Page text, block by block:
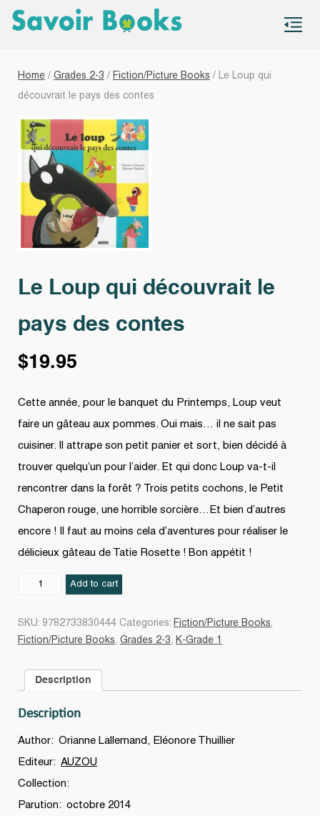
Home / Grades 2-3 / Fiction/Picture Books / Le Loup qui
découvrait le pays des contes
Le Loup qui découvrait le
pays des contes
$19.95
Cette année, pour le banquet du Printemps, Loup veut
faire un gâteau aux pommes. Oui mais… il ne sait pas
cuisiner. Il attrape son petit panier et sort, bien décidé à
trouver quelqu’un pour l’aider. Et qui donc Loup va-t-il
rencontrer dans la forêt ? Trois petits cochons, le Petit
Chaperon rouge, une horrible sorcière…Et bien d’autres
encore ! Il faut au moins cela d’aventures pour réaliser le
délicieux gâteau de Tatie Rosette ! Bon appétit !
quantity
Add to cart
SKU: 9782733830444 Categories: Fiction/Picture Books,
Fiction/Picture Books, Grades 2-3, K-Grade 1
Description
Description
Author: Orianne Lallemand, Eléonore Thuillier
Editeur: AUZOU
Collection:
Parution: octobre 2014